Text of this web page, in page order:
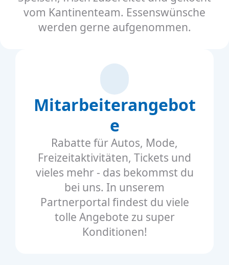
vom Kantinenteam. Essenswünsche
werden gerne aufgenommen.
Mitarbeiterangebot
e
Rabatte für Autos, Mode,
Freizeitaktivitäten, Tickets und
vieles mehr - das bekommst du
bei uns. In unserem
Partnerportal findest du viele
tolle Angebote zu super
Konditionen!